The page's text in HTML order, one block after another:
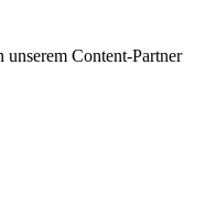
Content-Partner